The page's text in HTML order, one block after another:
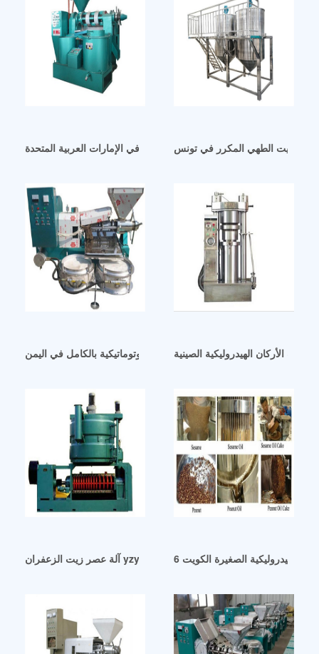
آلات عصر الزيوت النباتية الزيوت النباتية في الإمارات العربية المتحدة
زيت الطهي المكرر في تونس
عصر زيت السمسم والفول السوداني أوتوماتيكية بالكامل في اليمن
لزيت الأركان الهيدروليكية الصينية
آلة عصر زيت الزعفران yzyx120sl في سوريا